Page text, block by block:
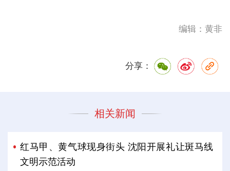
编辑：黄非
分享：
相关新闻
红马甲、黄气球现身街头 沈阳开展礼让斑马线
文明示范活动